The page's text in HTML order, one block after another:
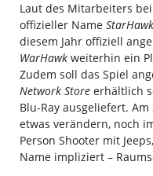
Laut des Mitarbeiters
offizieller Name StarHawk
diesem Jahr offiziell
WarHawk weiterhin ein
Zudem soll das Spiel
Network Store erhältlich
Blu-Ray ausgeliefert.
etwas verändern, noch
Person Shooter mit
Name impliziert –